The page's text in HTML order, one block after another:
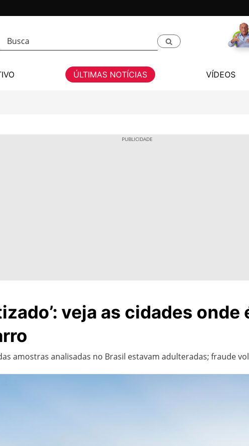
ÚLTIMAS NOTÍCIAS VÍDEOS
veja as cidades
amostras analisadas no Brasil estavam adulteradas; fraude